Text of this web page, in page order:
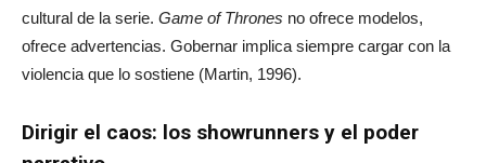
cultural de la serie. Game of Thrones no ofrece modelos,
ofrece advertencias. Gobernar implica siempre cargar con la
violencia que lo sostiene (Martin, 1996).
Dirigir el caos: los showrunners y el poder